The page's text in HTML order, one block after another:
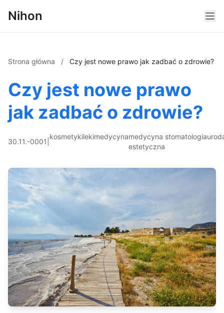
Nihon
Strona główna / Czy jest nowe prawo jak zadbać o zdrowie?
Czy jest nowe prawo
jak zadbać o zdrowie?
30.11.-0001
kosmetykilekimedycynamedycyna
estetyczna
stomatologia